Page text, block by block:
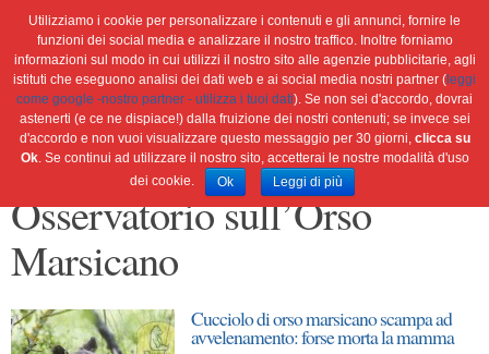
Home Ambiente Attualità
Cultura e società
Green economy
Salute Scienza&tec
Libri
Blog
Viaggi
Osservatorio sull’Orso
Marsicano
Cucciolo di orso marsicano scampa ad
avvelenamento: forse morta la mamma
Utilizziamo i cookie per personalizzare i contenuti e gli annunci, fornire le
funzioni dei social media e analizzare il nostro traffico. Inoltre forniamo
informazioni sul modo in cui utilizzi il nostro sito alle agenzie pubblicitarie, agli
istituti che eseguono analisi dei dati web e ai social media nostri partner ( leggi
come google -nostro partner - utilizza i tuoi dati). Se non sei d'accordo, dovrai
astenerti (e ce ne dispiace!) dalla fruizione dei nostri contenuti; se invece sei
d'accordo e non vuoi visualizzare questo messaggio per 30 giorni, clicca su
Ok. Se continui ad utilizzare il nostro sito, accetterai le nostre modalità d'uso
dei cookie.
Ok Leggi di più